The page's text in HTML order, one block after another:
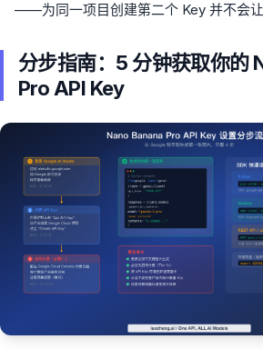
——为同一项目创建第二个 Key 并不会让
分步指南：5 分钟获取你的
Pro API Key